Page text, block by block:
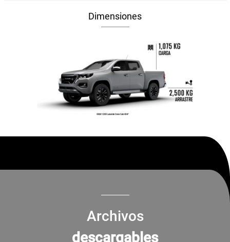
Dimensiones
Archivos
descargables